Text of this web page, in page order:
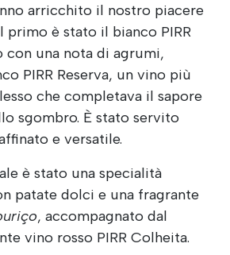
arricchito il nostro piacere
primo è stato il bianco PIRR
con una nota di agrumi,
PIRR Reserva, un vino più
che completava il sapore
sgombro. È stato servito
e versatile.
è stato una specialità
patate dolci e una fragrante
, accompagnato dal
vino rosso PIRR Colheita.